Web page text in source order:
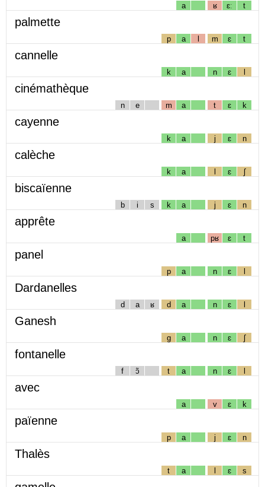
a ʁ ɛː t
palmette
p a l m ɛ t
cannelle
k a n ɛ l
cinémathèque
n e m a t ɛ k
cayenne
k a j ɛ n
calèche
k a l ɛ ʃ
biscaïenne
b i s k a j ɛ n
apprête
a pʁ ɛ t
panel
p a n ɛ l
Dardanelles
d a ʁ d a n ɛ l
Ganesh
g a n ɛ ʃ
fontanelle
f ɔ̃ t a n ɛ l
avec
a v ɛ k
païenne
p a j ɛ n
Thalès
t a l ɛ s